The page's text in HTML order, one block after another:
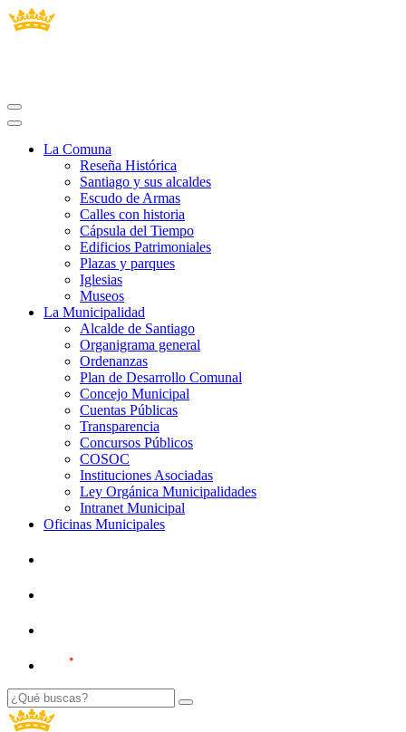
La Comuna
Reseña Histórica
Santiago y sus alcaldes
Escudo de Armas
Calles con historia
Cápsula del Tiempo
Edificios Patrimoniales
Plazas y parques
Iglesias
Museos
La Municipalidad
Alcalde de Santiago
Organigrama general
Ordenanzas
Plan de Desarrollo Comunal
Concejo Municipal
Cuentas Públicas
Transparencia
Concursos Públicos
COSOC
Instituciones Asociadas
Ley Orgánica Municipalidades
Intranet Municipal
Oficinas Municipales